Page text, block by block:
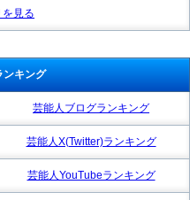
見る
ンキング
芸能人ブログランキング
芸能人X(Twitter)ランキング
芸能人YouTubeランキング